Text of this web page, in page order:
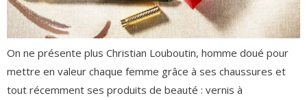
On ne présente plus Christian Louboutin, homme doué pour
mettre en valeur chaque femme grâce à ses chaussures et
tout récemment ses produits de beauté : vernis à